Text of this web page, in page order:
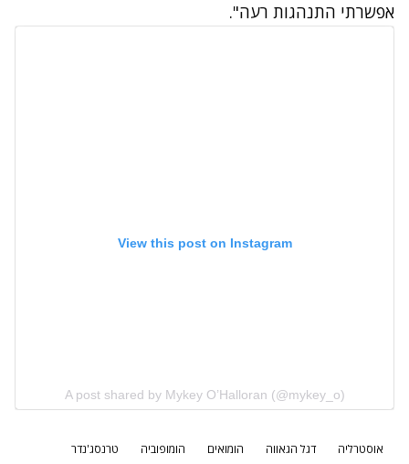
אפשרתי התנהגות רעה".
View this post on Instagram
A post shared by Mykey O’Halloran (@mykey_o)
אוסטרליה דגל הגאווה הומואים הומופוביה
טרנסג'נדר